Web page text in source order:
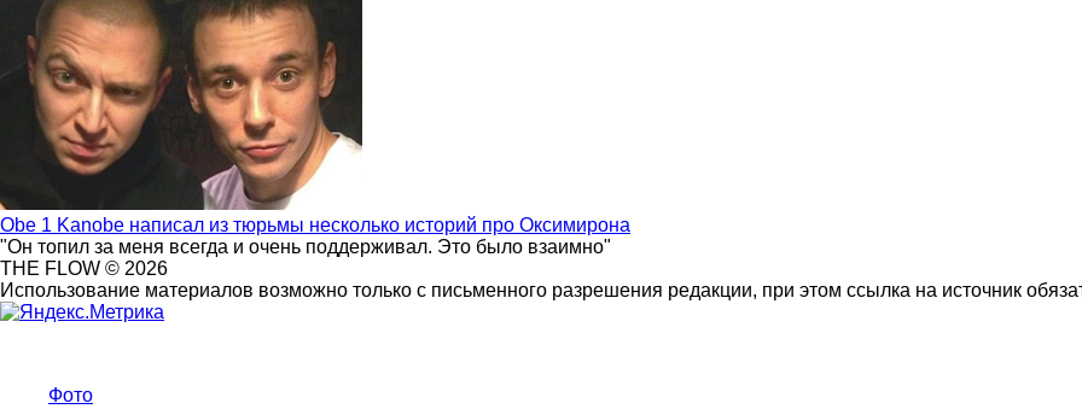
Obe 1 Kanobe написал из тюрьмы несколько историй про Оксимирона
"Он топил за меня всегда и очень поддерживал. Это было взаимно"
THE FLOW © 2026
Использование материалов возможно только с письменного разрешения редакции, при этом ссылка на источник
Фото